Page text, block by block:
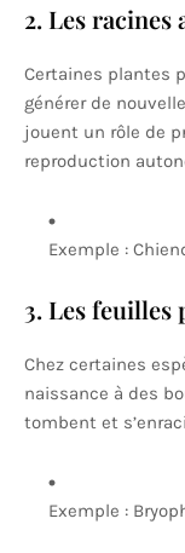
2. Les racines
Certaines plantes
générer de
jouent un rôle de
reproduction
Exemple :
3. Les feuilles
Chez certaines
naissance à des
tombent et
Exemple :